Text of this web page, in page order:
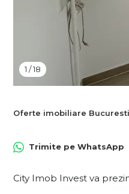
1 /18
Oferte imobiliare Bucuresti
Trimite pe WhatsApp
City Imob Invest va